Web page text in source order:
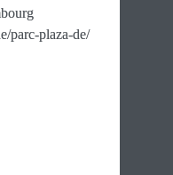
parc-plaza-de/